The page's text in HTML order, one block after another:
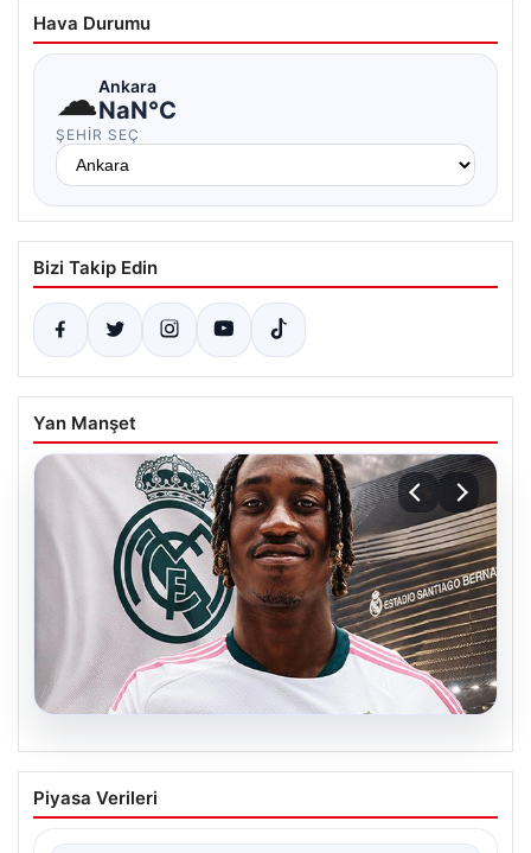
Hava Durumu
☁Ankara
NaN°C
ŞEHIR SEÇ
Bizi Takip Edin
Yan Manşet
07.08.2026
Süper Lig devi 1 ayda yaka paça
göndermişti! Real Madrid servet ödeyip
Piyasa Verileri